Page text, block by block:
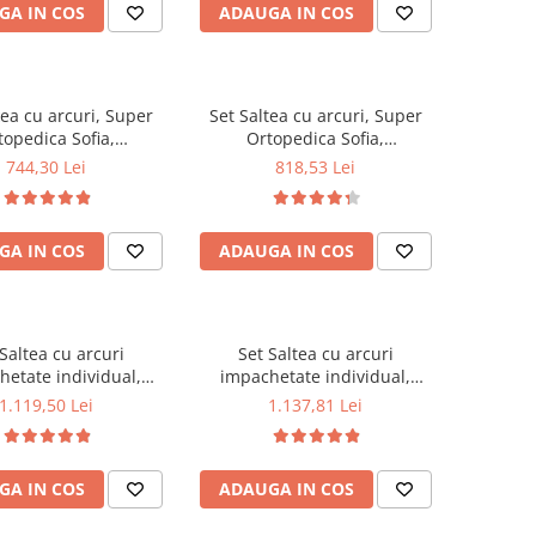
Husa
lavabila la
IN COS
matlasate microfibra
50x70cm, lavabile la 60°C
ADAUGA IN COS
cu arcuri, Super
Sofia,
fermitate
sistem aerisire cu
plus 2 perne
microfibra
lavabile la 60°C
744,30 Lei
IN COS
Set Saltea cu arcuri, Super
Ortopedica Sofia,
180x200x20cm, fermitate
reversibila, sistem aerisire cu
butoni, Saltex plus 2 perne
matlasate microfibra
50x70cm, lavabile la 60°C
818,53 Lei
ADAUGA IN COS
cu arcuri
individual,
Spring Milano,
soft, sistem de
perimetral, Saltex
perne matlasate
50x70cm, lavabile
1.119,50 Lei
IN COS
Set Saltea cu arcuri
impachetate individual,
Pocket Spring Milano,
mediu spre soft, sistem de
aerisire perimetral, Saltex
plus 2 perne matlasate
microfibra 50x70cm, lavabile
1.137,81 Lei
ADAUGA IN COS